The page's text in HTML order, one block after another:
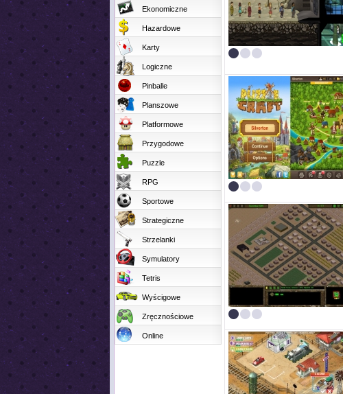
Ekonomiczne
Hazardowe
Karty
Logiczne
Pinballe
Planszowe
Platformowe
Przygodowe
Puzzle
RPG
Sportowe
Strategiczne
Strzelanki
Symulatory
Tetris
Wyścigowe
Zręcznościowe
Online